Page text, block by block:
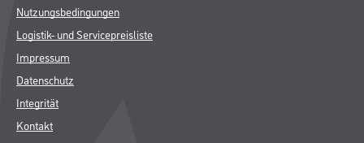
Nutzungsbedingungen
Logistik- und Servicepreisliste
Impressum
Datenschutz
Integrität
Kontakt